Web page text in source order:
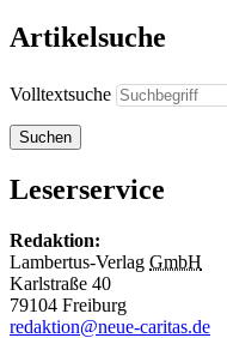
Artikelsuche
Volltextsuche
Suchen
Leserservice
Redaktion:
Lambertus-Verlag GmbH
Karlstraße 40
79104 Freiburg
redaktion@neue-caritas.de